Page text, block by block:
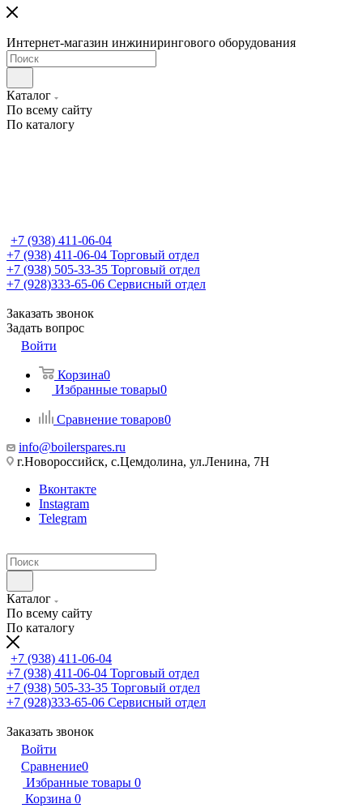
Интернет-магазин инжинирингового оборудования
Каталог
По всему сайту
По каталогу
+7 (938) 411-06-04
+7 (938) 411-06-04 Торговый отдел
+7 (938) 505-33-35 Торговый отдел
+7 (928)333-65-06 Сервисный отдел
Заказать звонок
Задать вопрос
Войти
Корзина0
Избранные товары0
Сравнение товаров0
info@boilerspares.ru
г.Новороссийск, с.Цемдолина, ул.Ленина, 7Н
Вконтакте
Instagram
Telegram
Каталог
По всему сайту
По каталогу
+7 (938) 411-06-04
+7 (938) 411-06-04 Торговый отдел
+7 (938) 505-33-35 Торговый отдел
+7 (928)333-65-06 Сервисный отдел
Заказать звонок
Войти
Сравнение0
Избранные товары 0
Корзина 0